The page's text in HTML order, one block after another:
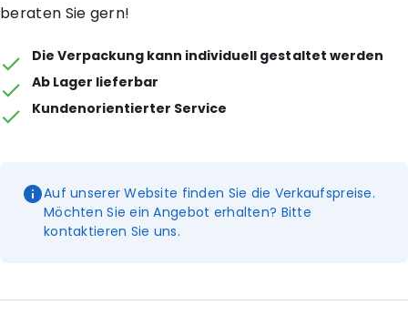
beraten Sie gern!
Die Verpackung kann individuell gestaltet werden
Ab Lager lieferbar
Kundenorientierter Service
Auf unserer Website finden Sie die Verkaufspreise.
Möchten Sie ein Angebot erhalten? Bitte
kontaktieren Sie uns.